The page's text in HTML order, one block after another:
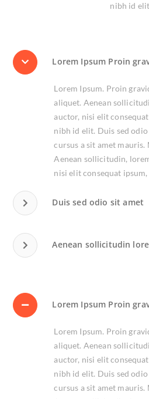
nibh id
Lorem Ipsum Proin
Lorem Ipsum. Proin
aliquet. Aenean
auctor, nisi elit
nibh id elit. Duis sed
cursus a sit amet
Aenean sollicitudin,
nisi elit consequat
Duis sed odio sit amet
Aenean sollicitudin
Lorem Ipsum Proin
Lorem Ipsum. Proin
aliquet. Aenean
auctor, nisi elit
nibh id elit. Duis sed
cursus a sit amet